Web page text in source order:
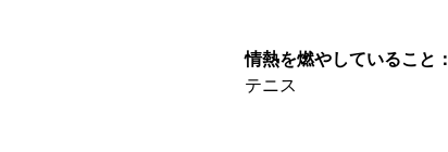
情熱を燃やしていること：
テニス